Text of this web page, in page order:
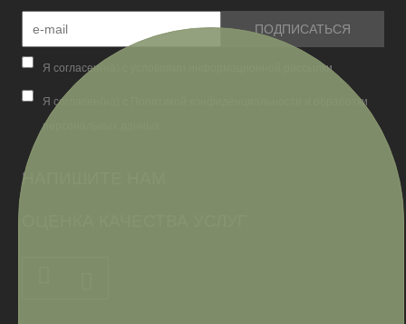
Я согласен(на) с условиями информационной рассылки
Я согласен(на) с Политикой конфиденциальности и обработки
персональных данных
НАПИШИТЕ НАМ